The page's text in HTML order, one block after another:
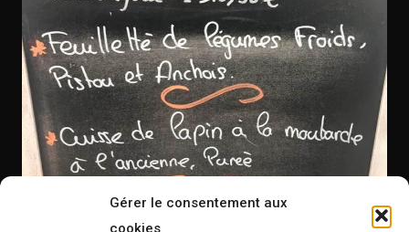
Gérer le consentement aux
cookies